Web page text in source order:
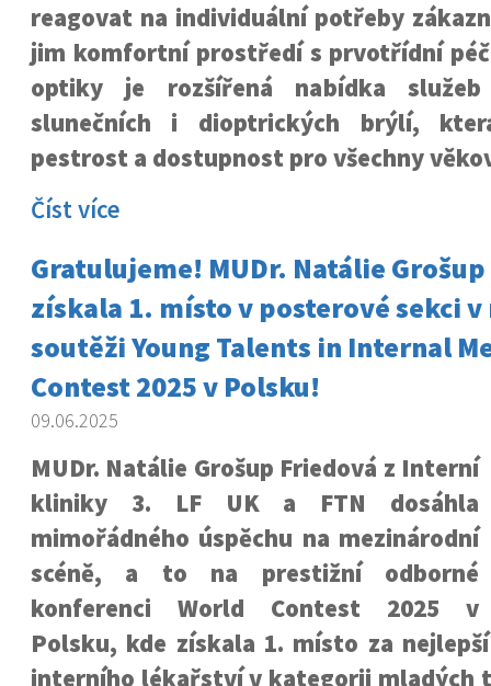
reagovat na individuální potřeby
jim komfortní prostředí s prvotřídní
optiky je rozšířená nabídka služeb
slunečních i dioptrických brýlí,
pestrost a dostupnost pro všechny
Číst více
Gratulujeme! MUDr. Natálie
získala 1. místo v posterové sekci
soutěži Young Talents in Internal
Contest 2025 v Polsku!
09.06.2025
MUDr. Natálie Grošup Friedová z Interní
kliniky 3. LF UK a FTN dosáhla
mimořádného úspěchu na mezinárodní
scéně, a to na prestižní odborné
konferenci World Contest 2025 v
Polsku, kde získala 1. místo za
interního lékařství v kategorii mladých